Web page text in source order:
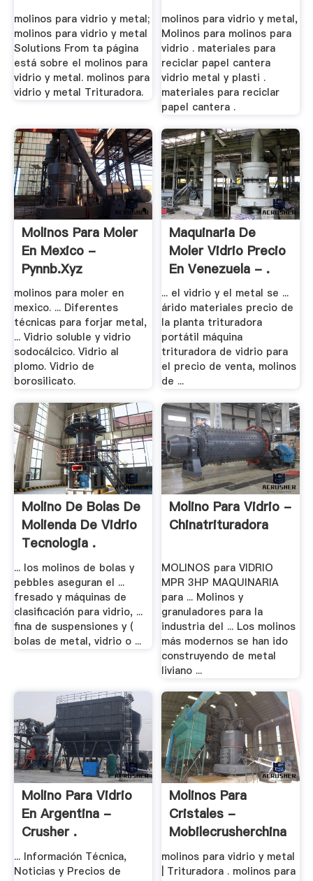
molinos para vidrio y metal;
molinos para vidrio y metal
Solutions From ta página
está sobre el molinos para
vidrio y metal. molinos para
vidrio y metal Trituradora.
molinos para vidrio y metal,
Molinos para molinos para
vidrio . materiales para
reciclar papel cantera
vidrio metal y plasti .
materiales para reciclar
papel cantera .
Molinos Para Moler
En Mexico -
Pynnb.xyz
molinos para moler en
mexico. ... Diferentes
técnicas para forjar metal,
... Vidrio soluble y vidrio
sodocálcico. Vidrio al
plomo. Vidrio de
borosilicato.
Maquinaria De
Moler Vidrio Precio
En Venezuela - .
... el vidrio y el metal se ...
árido materiales precio de
la planta trituradora
portátil máquina
trituradora de vidrio para
el precio de venta, molinos
de ...
Molino De Bolas De
Molienda De Vidrio
Tecnologia .
... los molinos de bolas y
pebbles aseguran el ...
fresado y máquinas de
clasificación para vidrio, ...
fina de suspensiones y (
bolas de metal, vidrio o ...
Molino Para Vidrio -
Chinatrituradora
MOLINOS para VIDRIO
MPR 3HP MAQUINARIA
para ... Molinos y
granuladores para la
industria del ... Los molinos
más modernos se han ido
construyendo de metal
liviano ...
Molino Para Vidrio
En Argentina -
Crusher .
... Información Técnica,
Noticias y Precios de
Molinos Para
Cristales -
Mobilecrusherchina
molinos para vidrio y metal
| Trituradora . molinos para